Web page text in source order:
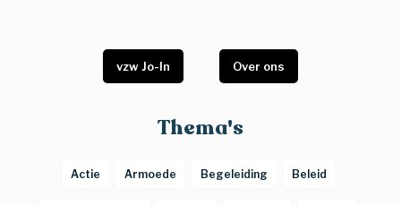
Thema's
Actie Armoede Begeleiding Beleid
vzw Jo-In Over ons